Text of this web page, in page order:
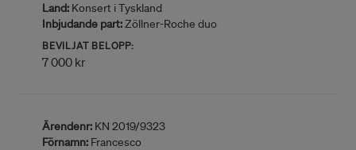
Land: Konsert i Tyskland
Inbjudande part:Zöllner-Roche duo
BEVILJAT BELOPP:
7 000 kr
Ärendenr: KN 2019/9323
Förnamn: Francesco